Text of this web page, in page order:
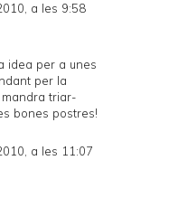
a les 9:58
idea per a unes
per la
triar-
bones postres!
a les 11:07